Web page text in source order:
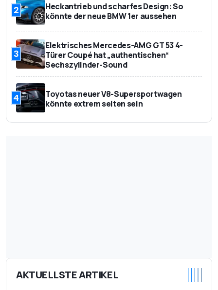
2
Heckantrieb und scharfes Design: So
könnte der neue BMW 1er aussehen
3
Elektrisches Mercedes-AMG GT 53 4-
Türer Coupé hat „authentischen“
Sechszylinder-Sound
4
Toyotas neuer V8-Supersportwagen
könnte extrem selten sein
AKTUELLSTE ARTIKEL